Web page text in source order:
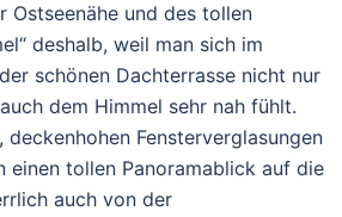
Ostseenähe und des tollen
deshalb, weil man sich im
schönen Dachterrasse nicht nur
dem Himmel sehr nah fühlt.
Fensterverglasungen
einen tollen Panoramablick auf die
auch von der